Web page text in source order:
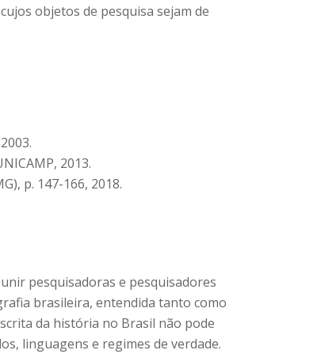
objetos de pesquisa sejam de
2013.
p. 147-166, 2018.
pesquisadoras e pesquisadores
brasileira, entendida tanto como
da história no Brasil não pode
linguagens e regimes de verdade.